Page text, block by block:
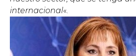
internacional«.